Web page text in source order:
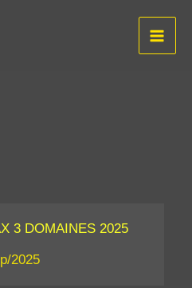
3 DOMAINES 2025
2025